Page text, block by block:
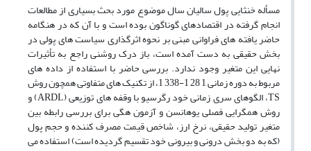
مسأله خنثایی پول سالیان سال موضوع مورد بحث بسیاری از مطالعات
انجام گرفته در اقتصادهای گوناگون بوده است و با آن که در هنگامه
حاضر یافته های فراوانی مبنی بر نحوه اثرگذاری سیاست های پولی در
بخش حقیقی به دست آمده است، باز درک روشنی راجع به تأثیرات
نهایی این متغیر وجود ندارد. بررسی حاضر با استفاده از داده های
مربوط به دوره زمانی 1 28 1-338 1، از تکنیک های متفاوتی همچون روش
TS، الگوهای سری زمانی خود رگرسیو با وقفه های توزیعی (ARDL) و
روش همگرایی فصلی یوهانسن و آزمون هگی برای بررسی رابطه بین
متغیر تولید حقیقی، نرخ ارز، شاخص قیمت مصرف کننده و حجم پول
(که به دو بخش درونی و بیرونی خود تقسیم گردیده است) استفاده می